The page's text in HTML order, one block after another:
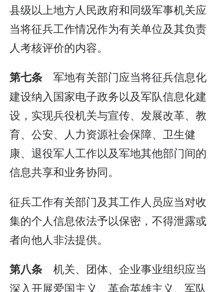
县级以上地方人民政府和同级军事机关应
当将征兵工作情况作为有关单位及其负责
人考核评价的内容。
第七条 军地有关部门应当将征兵信息化
建设纳入国家电子政务以及军队信息化建
设，实现兵役机关与宣传、发展改革、教
育、公安、人力资源社会保障、卫生健
康、退役军人工作以及军地其他部门间的
信息共享和业务协同。
征兵工作有关部门及其工作人员应当对收
集的个人信息依法予以保密，不得泄露或
者向他人非法提供。
第八条 机关、团体、企业事业组织应当
深入开展爱国主义、革命英雄主义、军队